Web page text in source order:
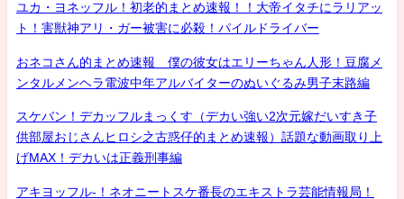
ユカ・ヨネッフル！初老的まとめ速報！！大帝イタチにラリアッ
ト！害獣神アリ・ガー被害に必殺！パイルドライバー
おネコさん的まとめ速報 僕の彼女はエリーちゃん人形！豆腐メ
ンタルメンヘラ電波中年アルバイターのぬいぐるみ男子末路編
スケバン！デカッフルまっくす（デカい強い2次元嫁だいすき子
供部屋おじさんヒロシ之古惑仔的まとめ速報）話題な動画取り上
げMAX！デカいは正義刑事編
アキヨッフル-！ネオニートスケ番長のエキストラ芸能情報局！